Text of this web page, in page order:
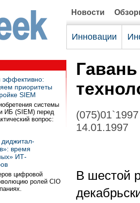
Новости
Инновации
эффективно:
приоритеты
SIEM
системы
ИБ (SIEM) перед
вопрос:
время
ИТ-
цифровой
ролей CIO
(075)01`1997
14.01.1997
В шестой